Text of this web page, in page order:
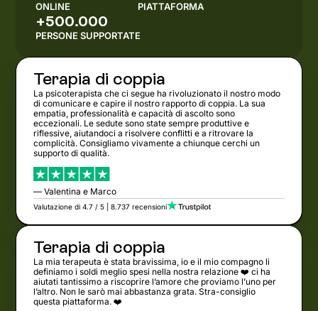
ONLINE PIATTAFORMA
+500.000
PERSONE SUPPORTATE
Terapia di coppia
La psicoterapista che ci segue ha rivoluzionato il nostro modo
di comunicare e capire il nostro rapporto di coppia. La sua
empatia, professionalità e capacità di ascolto sono
eccezionali. Le sedute sono state sempre produttive e
riflessive, aiutandoci a risolvere conflitti e a ritrovare la
complicità. Consigliamo vivamente a chiunque cerchi un
supporto di qualità.
— Valentina e Marco
Valutazione di 4.7 / 5 | 8.737 recensioni
Terapia di coppia
La mia terapeuta è stata bravissima, io e il mio compagno li
definiamo i soldi meglio spesi nella nostra relazione ❤️ ci ha
aiutati tantissimo a riscoprire l’amore che proviamo l’uno per
l’altro. Non le sarò mai abbastanza grata. Stra-consiglio
questa piattaforma. ❤️